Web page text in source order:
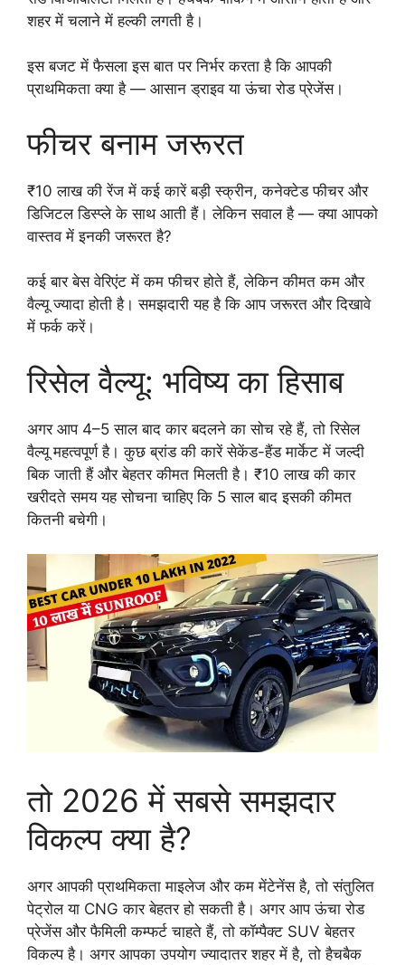
शहर में चलाने में हल्की लगती है।
इस बजट में फैसला इस बात पर निर्भर करता है कि आपकी
प्राथमिकता क्या है — आसान ड्राइव या ऊंचा रोड प्रेजेंस।
फीचर बनाम जरूरत
₹10 लाख की रेंज में कई कारें बड़ी स्क्रीन, कनेक्टेड फीचर और
डिजिटल डिस्प्ले के साथ आती हैं। लेकिन सवाल है — क्या आपको
वास्तव में इनकी जरूरत है?
कई बार बेस वेरिएंट में कम फीचर होते हैं, लेकिन कीमत कम और
वैल्यू ज्यादा होती है। समझदारी यह है कि आप जरूरत और दिखावे
में फर्क करें।
रिसेल वैल्यू: भविष्य का हिसाब
अगर आप 4–5 साल बाद कार बदलने का सोच रहे हैं, तो रिसेल
वैल्यू महत्वपूर्ण है। कुछ ब्रांड की कारें सेकेंड-हैंड मार्केट में जल्दी
बिक जाती हैं और बेहतर कीमत मिलती है। ₹10 लाख की कार
खरीदते समय यह सोचना चाहिए कि 5 साल बाद इसकी कीमत
कितनी बचेगी।
तो 2026 में सबसे समझदार
विकल्प क्या है?
अगर आपकी प्राथमिकता माइलेज और कम मेंटेनेंस है, तो संतुलित
पेट्रोल या CNG कार बेहतर हो सकती है। अगर आप ऊंचा रोड
प्रेजेंस और फैमिली कम्फर्ट चाहते हैं, तो कॉम्पैक्ट SUV बेहतर
विकल्प है। अगर आपका उपयोग ज्यादातर शहर में है, तो हैचबैक